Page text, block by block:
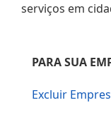
serviços em
PARA SUA
Excluir